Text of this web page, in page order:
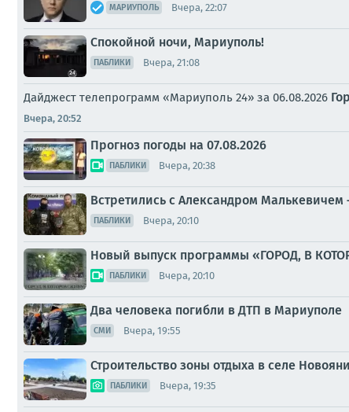
МАРИУПОЛЬ Вчера, 22:07
Спокойной ночи, Мариуполь!
ПАБЛИКИ Вчера, 21:08
Дайджест телепрограмм «Мариуполь 24» за 06.08.2026
Вчера, 20:52
Прогноз погоды на 07.08.2026
ПАБЛИКИ Вчера, 20:38
Встретились с Александром
ПАБЛИКИ Вчера, 20:10
Новый выпуск программы «ГОРОД, В
ПАБЛИКИ Вчера, 20:10
Два человека погибли в ДТП в Мариуполе
СМИ Вчера, 19:55
Строительство зоны отдыха в селе
ПАБЛИКИ Вчера, 19:35